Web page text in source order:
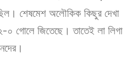
শেষমেশ অলৌকিক কিছুর দেখা
০ গোলে জিতেছে। তাতেই লা লিগা